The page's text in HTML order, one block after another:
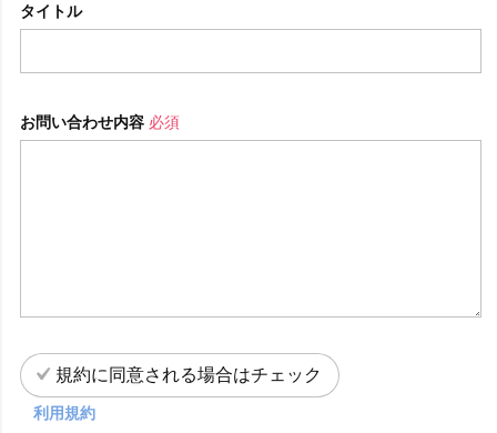
タイトル
お問い合わせ内容 必須
規約に同意される場合はチェック
利用規約